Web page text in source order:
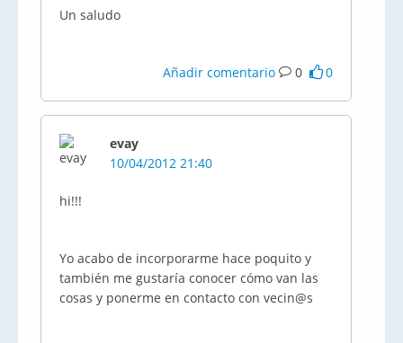
Un saludo
Añadir comentario 0 0
evay
10/04/2012 21:40
hi!!!
Yo acabo de incorporarme hace poquito y
también me gustaría conocer cómo van las
cosas y ponerme en contacto con vecin@s